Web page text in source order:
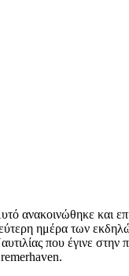
ανακοινώθηκε και
ημέρα των
που έγινε στην